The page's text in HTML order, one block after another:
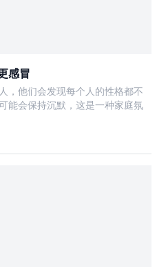
感冒
，他们会发现每个人的性格都不
能会保持沉默，这是一种家庭氛